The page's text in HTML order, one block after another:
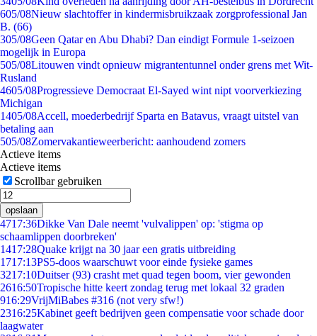
605/08Nieuw slachtoffer in kindermisbruikzaak zorgprofessional Jan
B. (66)
305/08Geen Qatar en Abu Dhabi? Dan eindigt Formule 1-seizoen
mogelijk in Europa
505/08Litouwen vindt opnieuw migrantentunnel onder grens met Wit-
Rusland
4605/08Progressieve Democraat El-Sayed wint nipt voorverkiezing
Michigan
1405/08Accell, moederbedrijf Sparta en Batavus, vraagt uitstel van
betaling aan
505/08Zomervakantieweerbericht: aanhoudend zomers
Actieve items
Actieve items
Scrollbar gebruiken
opslaan
4717:36Dikke Van Dale neemt 'vulvalippen' op: 'stigma op
schaamlippen doorbreken'
1417:28Quake krijgt na 30 jaar een gratis uitbreiding
1717:13PS5-doos waarschuwt voor einde fysieke games
3217:10Duitser (93) crasht met quad tegen boom, vier gewonden
2616:50Tropische hitte keert zondag terug met lokaal 32 graden
916:29VrijMiBabes #316 (not very sfw!)
2316:25Kabinet geeft bedrijven geen compensatie voor schade door
laagwater